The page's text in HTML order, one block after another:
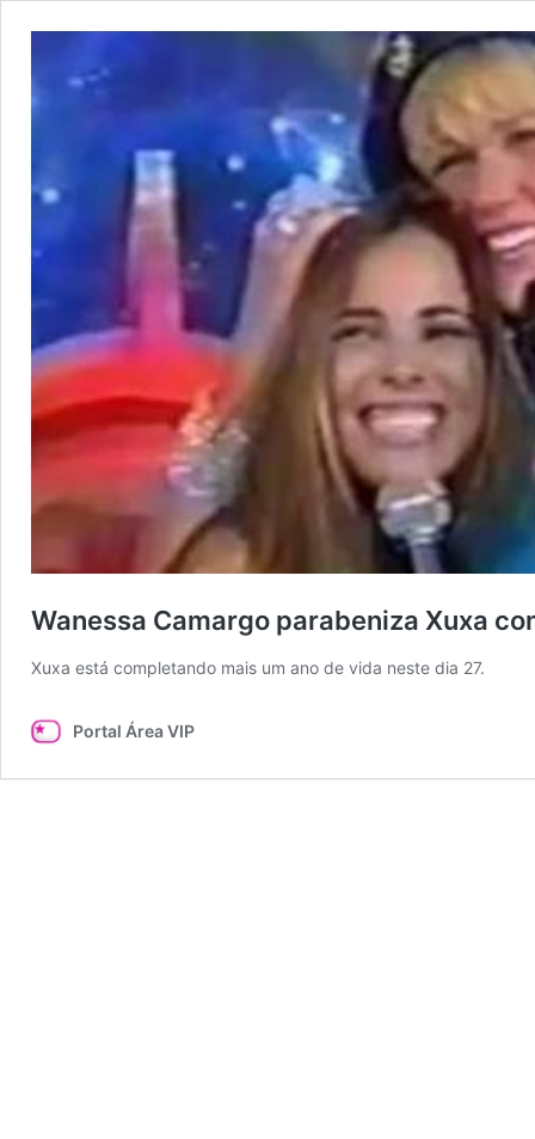
Wanessa Camargo parabeniza Xuxa
Xuxa está completando mais um ano de vida neste dia 27.
Portal Área VIP